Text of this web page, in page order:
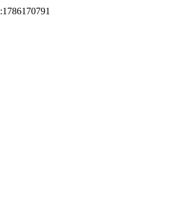
:1786170791